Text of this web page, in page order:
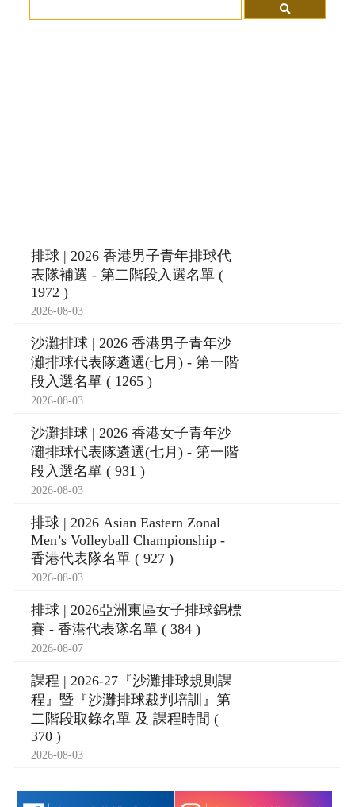
排球 | 2026 香港男子青年排球代
表隊補選 - 第二階段入選名單 (
1972 )
2026-08-03
沙灘排球 | 2026 香港男子青年沙
灘排球代表隊遴選(七月) - 第一階
段入選名單 ( 1265 )
2026-08-03
沙灘排球 | 2026 香港女子青年沙
灘排球代表隊遴選(七月) - 第一階
段入選名單 ( 931 )
2026-08-03
排球 | 2026 Asian Eastern Zonal
Men’s Volleyball Championship -
香港代表隊名單 ( 927 )
2026-08-03
排球 | 2026亞洲東區女子排球錦標
賽 - 香港代表隊名單 ( 384 )
2026-08-07
課程 | 2026-27『沙灘排球規則課
程』暨『沙灘排球裁判培訓』第
二階段取錄名單 及 課程時間 (
370 )
2026-08-03